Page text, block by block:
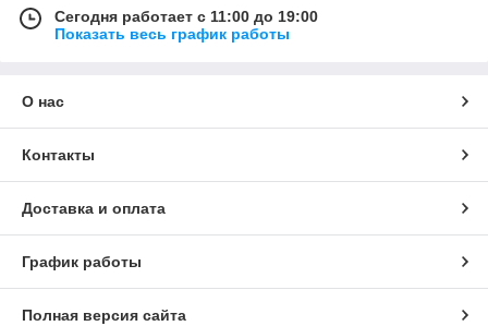
Сегодня работает с 11:00 до 19:00
Показать весь график работы
О нас
Контакты
Доставка и оплата
График работы
Полная версия сайта